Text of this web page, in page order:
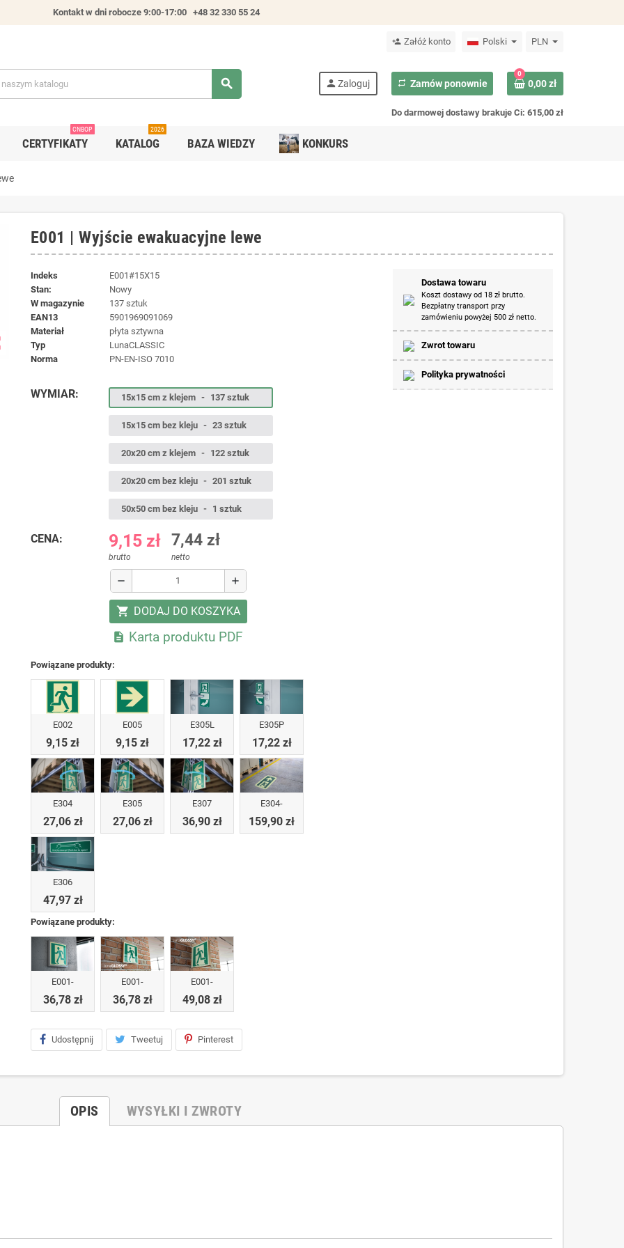
Kontakt w dni robocze 9:00-17:00 +48 32 330 55 24
person_add Załóż konto Polski PLN
search person Zaloguj repeat Zamów ponownie
0
0,00 zł
Do darmowej dostawy brakuje Ci: 615,00 zł
CERTYFIKATY
CNBOP
KATALOG
2026
BAZA WIEDZY KONKURS
E001 | Wyjście ewakuacyjne lewe
Indeks
E001#15X15
Stan:
Nowy
W magazynie
137 sztuk
EAN13
5901969091069
materiał
płyta sztywna
typ
LunaCLASSIC
norma
PN-EN-ISO 7010
WYMIAR: 15x15 cm z klejem - 137 sztuk
15x15 cm bez kleju - 23 sztuk
20x20 cm z klejem - 122 sztuk
20x20 cm bez kleju - 201 sztuk
50x50 cm bez kleju - 1 sztuk
CENA: 9,15 zł
brutto
7,44 zł
netto
remove add
shopping_cart DODAJ DO KOSZYKA
 Karta produktu PDF
Powiązane produkty:
E002
9,15 zł
E005
9,15 zł
E305L
17,22 zł
E305P
17,22 zł
E304
27,06 zł
E305
27,06 zł
E307
36,90 zł
E304-
159,90 zł
E306
47,97 zł
Powiązane produkty:
E001-
36,78 zł
E001-
36,78 zł
E001-
49,08 zł
Udostępnij Tweetuj Pinterest
Dostawa towaru
Koszt dostawy od 18 zł brutto.
Bezpłatny transport przy
zamówieniu powyżej 500 zł netto.
Zwrot towaru
Polityka prywatności
OPIS WYSYŁKI I ZWROTY